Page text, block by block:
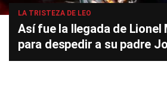
LA TRISTEZA DE LEO
Así fue la llegada de Lionel
para despedir a su padre